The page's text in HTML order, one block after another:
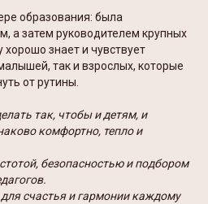
образования: была
а затем руководителем крупных
знает и чувствует
так и взрослых, которые
от рутины.
так, чтобы и детям, и
комфортно, тепло и
безопасностью и подбором
счастья и гармонии каждому